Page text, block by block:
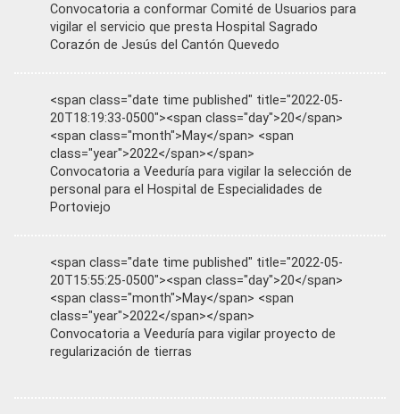
Convocatoria a conformar Comité de Usuarios para
vigilar el servicio que presta Hospital Sagrado
Corazón de Jesús del Cantón Quevedo
<span class="date time published" title="2022-05-
20T18:19:33-0500"><span class="day">20</span>
<span class="month">May</span> <span
class="year">2022</span></span>
Convocatoria a Veeduría para vigilar la selección de
personal para el Hospital de Especialidades de
Portoviejo
<span class="date time published" title="2022-05-
20T15:55:25-0500"><span class="day">20</span>
<span class="month">May</span> <span
class="year">2022</span></span>
Convocatoria a Veeduría para vigilar proyecto de
regularización de tierras